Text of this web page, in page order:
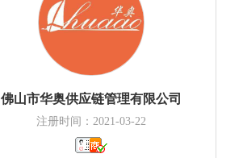
佛山市华奥供应链管理有限公司
注册时间：2021-03-22